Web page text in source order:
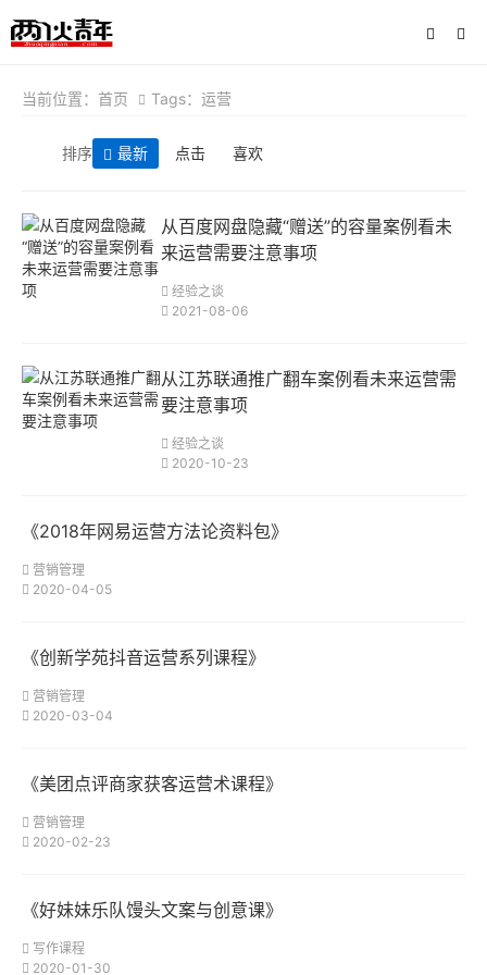
当前位置： 首页 Tags：运营
排序 最新 点击 喜欢
从百度网盘隐藏“赠送”的容量案例看未
来运营需要注意事项
经验之谈
2021-08-06
从江苏联通推广翻车案例看未来运营需
要注意事项
经验之谈
2020-10-23
《2018年网易运营方法论资料包》
营销管理
2020-04-05
《创新学苑抖音运营系列课程》
营销管理
2020-03-04
《美团点评商家获客运营术课程》
营销管理
2020-02-23
《好妹妹乐队馒头文案与创意课》
写作课程
2020-01-30